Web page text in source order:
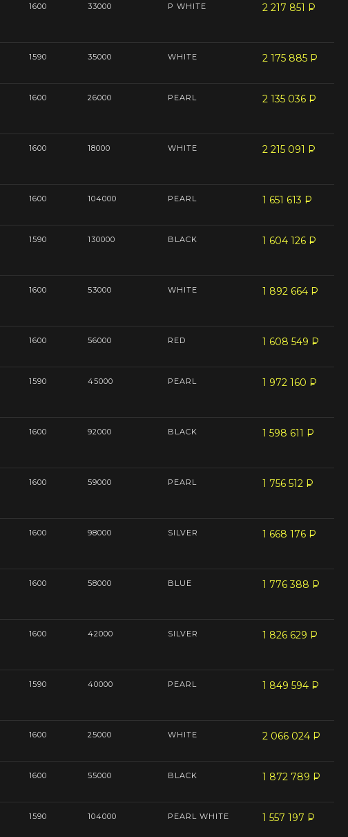
1600 33000 P WHITE 2 217 851 P
--
1590 35000 WHITE 2 175 885 P
--
1600 26000 PEARL 2 135 036 P
--
1600 18000 WHITE 2 215 091 P
--
1600 104000 PEARL 1 651 613 P
--
1590 130000 BLACK 1 604 126 P
--
1600 53000 WHITE 1 892 664 P
--
1600 56000 RED 1 608 549 P
--
1590 45000 PEARL 1 972 160 P
--
1600 92000 BLACK 1 598 611 P
--
1600 59000 PEARL 1 756 512 P
--
1600 98000 SILVER 1 668 176 P
--
1600 58000 BLUE 1 776 388 P
--
1600 42000 SILVER 1 826 629 P
--
1590 40000 PEARL 1 849 594 P
--
1600 25000 WHITE 2 066 024 P
--
1600 55000 BLACK 1 872 789 P
--
1590 104000 PEARL WHITE 1 557 197 P
--